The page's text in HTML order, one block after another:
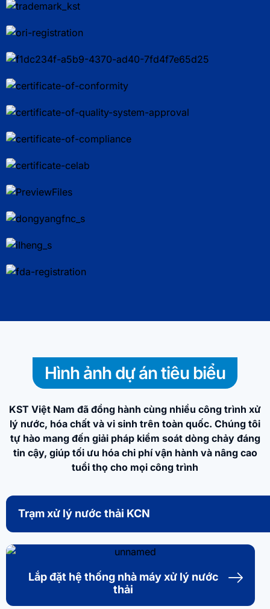
Hình ảnh dự án tiêu biểu
KST Việt Nam đã đồng hành cùng nhiều công trình xử
lý nước, hóa chất và vi sinh trên toàn quốc. Chúng tôi
tự hào mang đến giải pháp kiểm soát dòng chảy đáng
tin cậy, giúp tối ưu hóa chi phí vận hành và nâng cao
tuổi thọ cho mọi công trình
Trạm xử lý nước thải KCN
Lắp đặt hệ thống nhà máy xử lý nước
thải